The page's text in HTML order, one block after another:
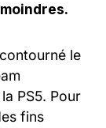
le
PS5. Pour
fins